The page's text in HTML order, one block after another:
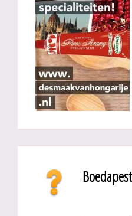
Boedapest